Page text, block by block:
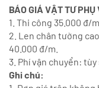
BÁO GIÁ VẬT TƯ PHỤ
1. Thi công 35.000 đ/
2. Len chân tường
40.000 đ/m.
3. Phí vận chuyển:
Ghi chú: